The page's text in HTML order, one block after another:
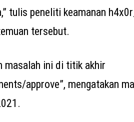
tulis peneliti keamanan
tersebut.
masalah ini di titik akhir
approve”, mengatakan